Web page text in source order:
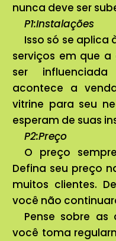
nunca deve ser
P1:Instalações
Isso só se aplica
serviços em que
ser
acontece a
vitrine para seu
esperam de suas
P2:Preço
O preço
Defina seu preço
muitos clientes.
você não
Pense sobre
você toma